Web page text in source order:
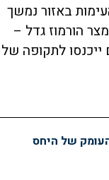
באזור נמשך
הורמוז גדל –
לתקופה של
של היחס